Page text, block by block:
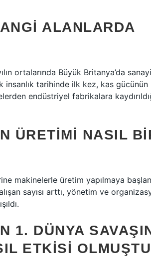
ALANLARDA
ortalarında Büyük Britanya’da
insanlık tarihinde ilk kez, kas
endüstriyel fabrikalara
ÜRETIMI NASIL
makinelerle üretim yapılmaya
sayısı arttı, yönetim ve
1. DÜNYA
ETKISI